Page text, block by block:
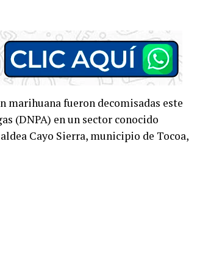
marihuana fueron decomisadas este
(DNPA) en un sector conocido
Cayo Sierra, municipio de Tocoa,